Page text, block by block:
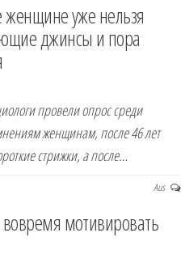
женщине уже нельзя
джинсы и пора
провели опрос среди
женщинам, после 46 лет
стрижки, а после…
Aus
мотивировать